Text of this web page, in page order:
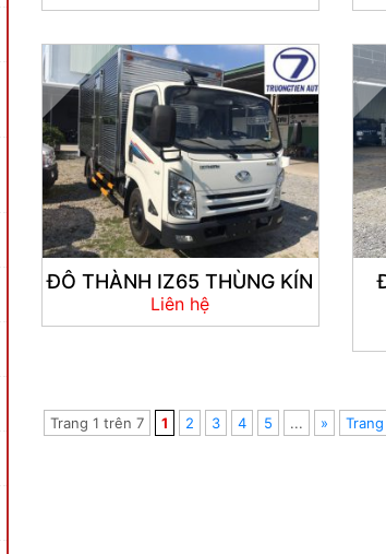
ĐÔ THÀNH IZ65 THÙNG KÍN
Liên hệ
Trang 1 trên 7 1 2 3 4 5 ... »